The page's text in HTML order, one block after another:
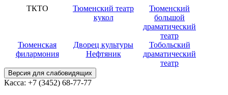
ТКТО
Тюменский театр
кукол
Тюменский
большой
драматический
театр
Тюменская
филармония
Дворец культуры
Нефтяник
Тобольский
драматический
театр
Версия для слабовидящих
Касса: +7 (3452) 68-77-77